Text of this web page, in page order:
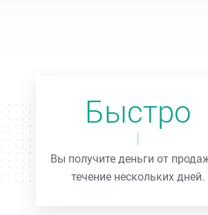
Быстро
Вы получите деньги от
течение нескольких дней.